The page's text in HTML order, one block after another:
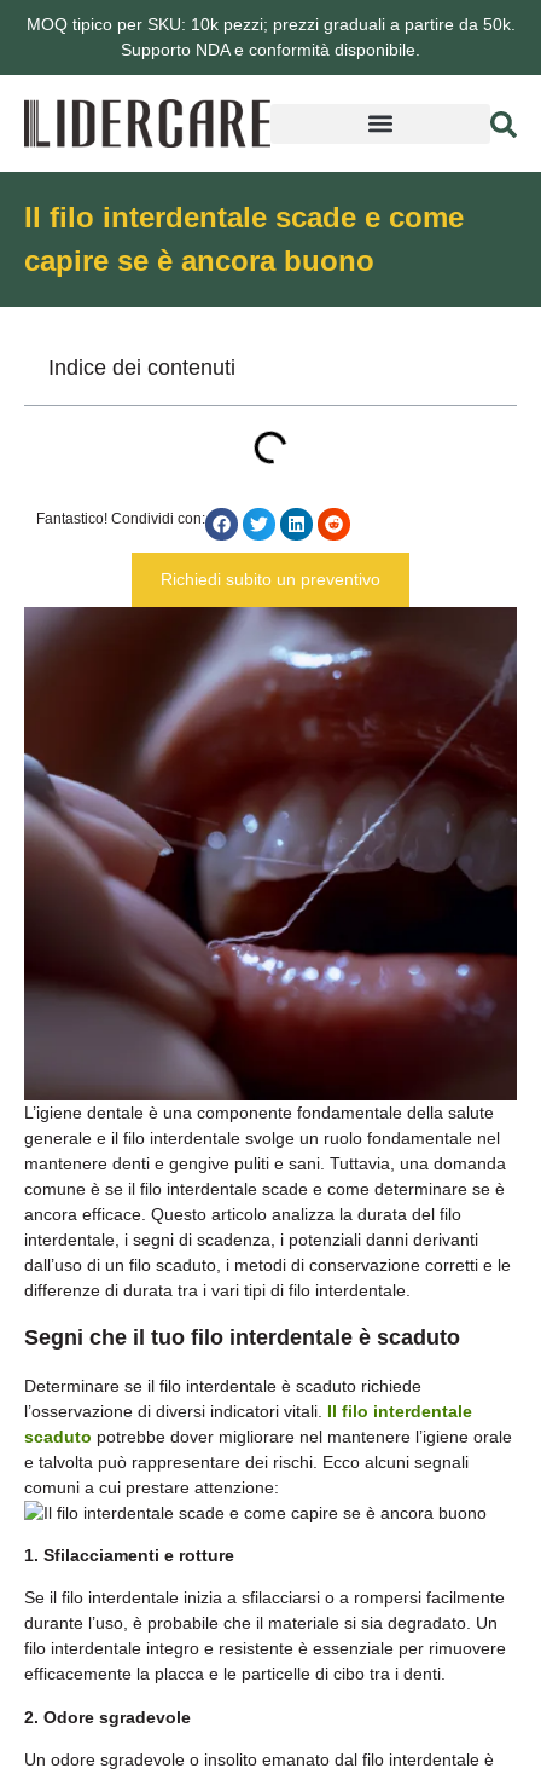
MOQ tipico per SKU: 10k pezzi; prezzi graduali a partire da 50k.
Supporto NDA e conformità disponibile.
Il filo interdentale scade e come
capire se è ancora buono
L’igiene dentale è una componente fondamentale della salute
generale e il filo interdentale svolge un ruolo fondamentale nel
mantenere denti e gengive puliti e sani. Tuttavia, una domanda
comune è se il filo interdentale scade e come determinare se è
ancora efficace. Questo articolo analizza la durata del filo
interdentale, i segni di scadenza, i potenziali danni derivanti
dall’uso di un filo scaduto, i metodi di conservazione corretti e le
differenze di durata tra i vari tipi di filo interdentale.
Segni che il tuo filo interdentale è scaduto
Determinare se il filo interdentale è scaduto richiede
l’osservazione di diversi indicatori vitali. Il filo interdentale
scaduto potrebbe dover migliorare nel mantenere l’igiene orale
e talvolta può rappresentare dei rischi. Ecco alcuni segnali
comuni a cui prestare attenzione:
1. Sfilacciamenti e rotture
Se il filo interdentale inizia a sfilacciarsi o a rompersi facilmente
durante l’uso, è probabile che il materiale si sia degradato. Un
filo interdentale integro e resistente è essenziale per rimuovere
efficacemente la placca e le particelle di cibo tra i denti.
2. Odore sgradevole
Un odore sgradevole o insolito emanato dal filo interdentale è
Indice dei contenuti
Fantastico! Condividi con:
Richiedi subito un preventivo